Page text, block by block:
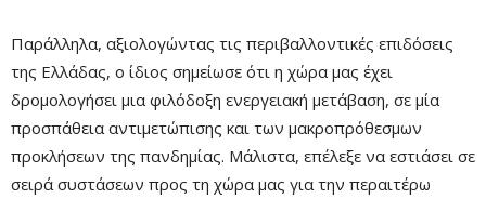
Παράλληλα, αξιολογώντας τις περιβαλλοντικές επιδόσεις
της Ελλάδας, ο ίδιος σημείωσε ότι η χώρα μας έχει
δρομολογήσει μια φιλόδοξη ενεργειακή μετάβαση, σε μία
προσπάθεια αντιμετώπισης και των μακροπρόθεσμων
προκλήσεων της πανδημίας. Μάλιστα, επέλεξε να εστιάσει σε
σειρά συστάσεων προς τη χώρα μας για την περαιτέρω